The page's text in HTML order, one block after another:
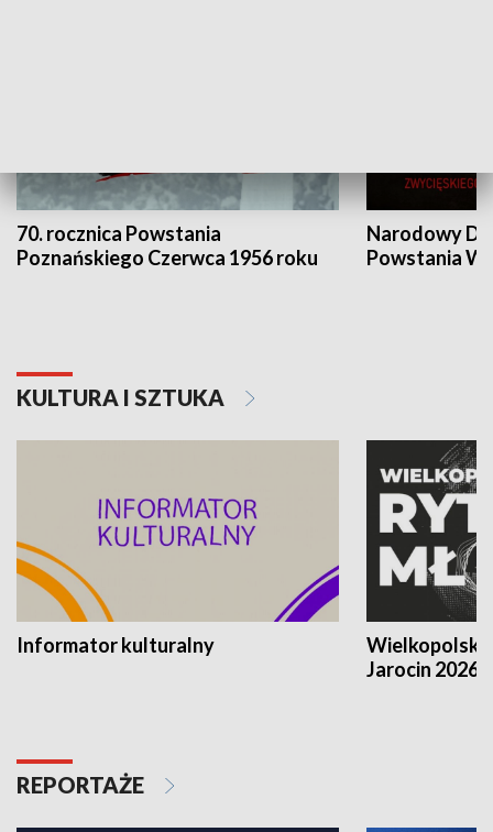
70. rocznica Powstania
Poznańskiego Czerwca 1956 roku
Narodowy
Powstania
KULTURA I SZTUKA
Informator kulturalny
Jarocin 2026
REPORTAŻE